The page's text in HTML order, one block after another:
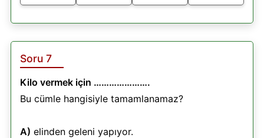
Soru 7
Kilo vermek için ………………….
Bu cümle hangisiyle tamamlanamaz?
A) elinden geleni yapıyor.